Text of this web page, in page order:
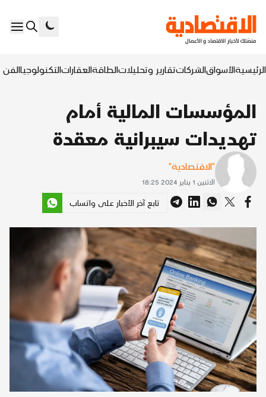
الرئيسيةالأسواقالشركاتتقارير وتحليلاتالطاقةالعقاراتالتكنولوجياالفن
المؤسسات المالية أمام
تهديدات سيبرانية معقدة
"الاقتصادية"
الاثنين 1 يناير 2024 18:25
تابع آخر الأخبار على واتساب